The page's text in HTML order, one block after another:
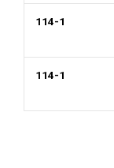
114-1
114-1